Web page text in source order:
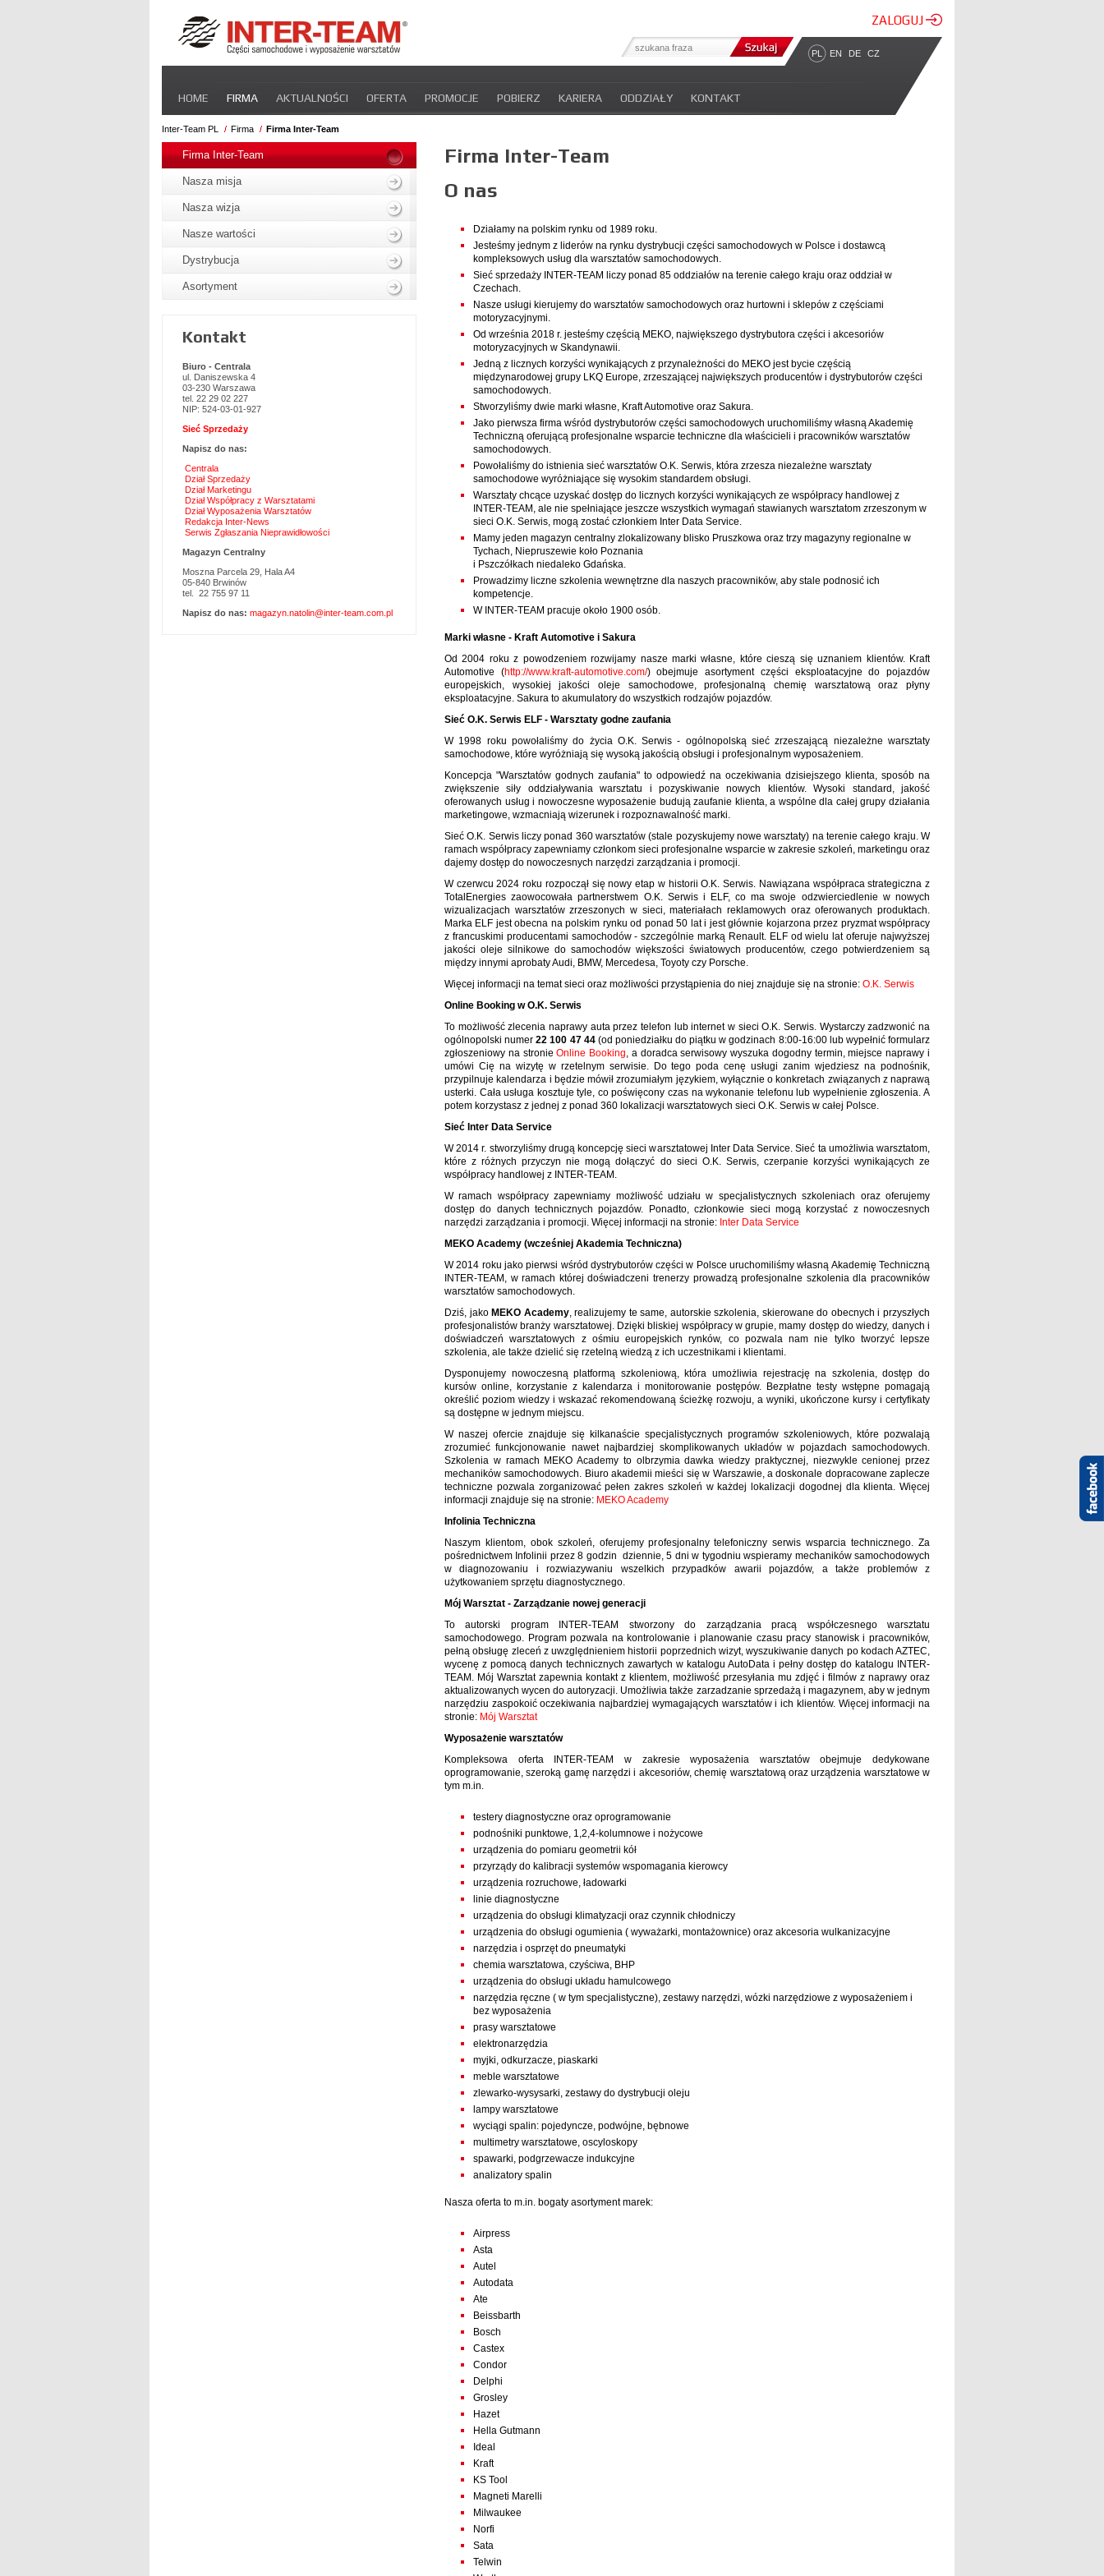
ZALOGUJ
PL EN DE CZ
nawigacje
HOME FIRMA AKTUALNOŚCI OFERTA PROMOCJE POBIERZ KARIERA ODDZIAŁY KONTAKT
STREFA DLA PRZEWOŹNIKA CERTYFIKATY
Inter-Team PL Firma Firma Inter-Team
Firma Inter-Team
O nas
Działamy na polskim rynku od 1989 roku.
Jesteśmy jednym z liderów na rynku dystrybucji części samochodowych w Polsce i dostawcą
kompleksowych usług dla warsztatów samochodowych.
Sieć sprzedaży INTER-TEAM liczy ponad 85 oddziałów na terenie całego kraju oraz oddział w
Czechach.
Nasze usługi kierujemy do warsztatów samochodowych oraz hurtowni i sklepów z częściami
motoryzacyjnymi.
​​​​​​​Od września 2018 r. jesteśmy częścią MEKO, największego dystrybutora części i akcesoriów
motoryzacyjnych w Skandynawii.
Jedną z licznych korzyści wynikających z przynależności do MEKO jest bycie częścią
międzynarodowej grupy LKQ Europe, zrzeszającej największych producentów i dystrybutorów części
samochodowych.
Stworzyliśmy dwie marki własne, Kraft Automotive oraz Sakura.
Jako pierwsza firma wśród dystrybutorów części samochodowych uruchomiliśmy własną Akademię
Techniczną oferującą profesjonalne wsparcie techniczne dla właścicieli i pracowników warsztatów
samochodowych.
Powołaliśmy do istnienia sieć warsztatów O.K. Serwis, która zrzesza niezależne warsztaty
samochodowe wyróżniające się wysokim standardem obsługi.
Warsztaty chcące uzyskać dostęp do licznych korzyści wynikających ze współpracy handlowej z
INTER-TEAM, ale nie spełniające jeszcze wszystkich wymagań stawianych warsztatom zrzeszonym w
sieci O.K. Serwis, mogą zostać członkiem Inter Data Service.
Mamy jeden magazyn centralny zlokalizowany blisko Pruszkowa oraz trzy magazyny regionalne w
Tychach, Niepruszewie koło Poznania
i Pszczółkach niedaleko Gdańska.
Prowadzimy liczne szkolenia wewnętrzne dla naszych pracowników, aby stale podnosić ich
kompetencje.
W INTER-TEAM pracuje około 1900 osób.
Marki własne - Kraft Automotive i Sakura
Od 2004 roku z powodzeniem rozwijamy nasze marki własne, które cieszą się uznaniem klientów. Kraft
Automotive (http://www.kraft-automotive.com/) obejmuje asortyment części eksploatacyjne do pojazdów
europejskich, wysokiej jakości oleje samochodowe, profesjonalną chemię warsztatową oraz płyny
eksploatacyjne. Sakura to akumulatory do wszystkich rodzajów pojazdów.
Sieć O.K. Serwis ELF - Warsztaty godne zaufania
W 1998 roku powołaliśmy do życia O.K. Serwis - ogólnopolską sieć zrzeszającą niezależne warsztaty
samochodowe, które wyróżniają się wysoką jakością obsługi i profesjonalnym wyposażeniem.
Koncepcja "Warsztatów godnych zaufania" to odpowiedź na oczekiwania dzisiejszego klienta, sposób na
zwiększenie siły oddziaływania warsztatu i pozyskiwanie nowych klientów. Wysoki standard, jakość
oferowanych usług i nowoczesne wyposażenie budują zaufanie klienta, a wspólne dla całej grupy działania
marketingowe, wzmacniają wizerunek i rozpoznawalność marki.
Sieć O.K. Serwis liczy ponad 360 warsztatów (stale pozyskujemy nowe warsztaty) na terenie całego kraju. W
ramach współpracy zapewniamy członkom sieci profesjonalne wsparcie w zakresie szkoleń, marketingu oraz
dajemy dostęp do nowoczesnych narzędzi zarządzania i promocji.
W czerwcu 2024 roku rozpoczął się nowy etap w historii O.K. Serwis. Nawiązana współpraca strategiczna z
TotalEnergies zaowocowała partnerstwem O.K. Serwis i ELF, co ma swoje odzwierciedlenie w nowych
wizualizacjach warsztatów zrzeszonych w sieci, materiałach reklamowych oraz oferowanych produktach.
Marka ELF jest obecna na polskim rynku od ponad 50 lat i jest głównie kojarzona przez pryzmat współpracy
z francuskimi producentami samochodów - szczególnie marką Renault. ELF od wielu lat oferuje najwyższej
jakości oleje silnikowe do samochodów większości światowych producentów, czego potwierdzeniem są
między innymi aprobaty Audi, BMW, Mercedesa, Toyoty czy Porsche.
Więcej informacji na temat sieci oraz możliwości przystąpienia do niej znajduje się na stronie: O.K. Serwis
Online Booking w O.K. Serwis
To możliwość zlecenia naprawy auta przez telefon lub internet w sieci O.K. Serwis. Wystarczy zadzwonić na
ogólnopolski numer22 100 47 44(od poniedziałku do piątku w godzinach 8:00-16:00 lub wypełnić formularz
zgłoszeniowy na stronieOnline Booking, a doradca serwisowy wyszuka dogodny termin, miejsce naprawy i
umówi Cię na wizytę w rzetelnym serwisie. Do tego poda cenę usługi zanim wjedziesz na podnośnik,
przypilnuje kalendarza i będzie mówił zrozumiałym językiem, wyłącznie o konkretach związanych z naprawą
usterki. Cała usługa kosztuje tyle, co poświęcony czas na wykonanie telefonu lub wypełnienie zgłoszenia. A
potem korzystasz z jednej z ponad 360 lokalizacji warsztatowych sieci O.K. Serwis w całej Polsce.
Sieć Inter Data Service
W 2014 r. stworzyliśmy drugą koncepcję sieci warsztatowej Inter Data Service. Sieć ta umożliwia warsztatom,
które z różnych przyczyn nie mogą dołączyć do sieci O.K. Serwis, czerpanie korzyści wynikających ze
współpracy handlowej z INTER-TEAM.
W ramach współpracy zapewniamy możliwość udziału w specjalistycznych szkoleniach oraz oferujemy
dostęp do danych technicznych pojazdów. Ponadto, członkowie sieci mogą korzystać z nowoczesnych
narzędzi zarządzania i promocji. Więcej informacji na stronie: Inter Data Service
MEKO Academy (wcześniej Akademia Techniczna)
W 2014 roku jako pierwsi wśród dystrybutorów części w Polsce uruchomiliśmy własną Akademię Techniczną
INTER-TEAM, w ramach której doświadczeni trenerzy prowadzą profesjonalne szkolenia dla pracowników
warsztatów samochodowych.
Dziś, jako MEKO Academy, realizujemy te same, autorskie szkolenia, skierowane do obecnych i przyszłych
profesjonalistów branży warsztatowej. Dzięki bliskiej współpracy w grupie, mamy dostęp do wiedzy, danych i
doświadczeń warsztatowych z ośmiu europejskich rynków, co pozwala nam nie tylko tworzyć lepsze
szkolenia, ale także dzielić się rzetelną wiedzą z ich uczestnikami i klientami.
Dysponujemy nowoczesną platformą szkoleniową, która umożliwia rejestrację na szkolenia, dostęp do
kursów online, korzystanie z kalendarza i monitorowanie postępów. Bezpłatne testy wstępne pomagają
określić poziom wiedzy i wskazać rekomendowaną ścieżkę rozwoju, a wyniki, ukończone kursy i certyfikaty
są dostępne w jednym miejscu.
W naszej ofercie znajduje się kilkanaście specjalistycznych programów szkoleniowych, które pozwalają
zrozumieć funkcjonowanie nawet najbardziej skomplikowanych układów w pojazdach samochodowych.
Szkolenia w ramach MEKO Academy to olbrzymia dawka wiedzy praktycznej, niezwykle cenionej przez
mechaników samochodowych. Biuro akademii mieści się w Warszawie, a doskonale dopracowane zaplecze
techniczne pozwala zorganizować pełen zakres szkoleń w każdej lokalizacji dogodnej dla klienta. Więcej
informacji znajduje się na stronie: MEKO Academy
Infolinia Techniczna
Naszym klientom, obok szkoleń, oferujemy profesjonalny telefoniczny serwis wsparcia technicznego. Za
pośrednictwem Infolinii przez 8 godzin dziennie, 5 dni w tygodniu wspieramy mechaników samochodowych
w diagnozowaniu i rozwiazywaniu wszelkich przypadków awarii pojazdów, a także problemów z
użytkowaniem sprzętu diagnostycznego.
Mój Warsztat - Zarządzanie nowej generacji
To autorski program INTER-TEAM stworzony do zarządzania pracą współczesnego warsztatu
samochodowego. Program pozwala na kontrolowanie i planowanie czasu pracy stanowisk i pracowników,
pełną obsługę zleceń z uwzględnieniem historii poprzednich wizyt, wyszukiwanie danych po kodach AZTEC,
wycenę z pomocą danych technicznych zawartych w katalogu AutoData i pełny dostęp do katalogu INTER-
TEAM. Mój Warsztat zapewnia kontakt z klientem, możliwość przesyłania mu zdjęć i filmów z naprawy oraz
aktualizowanych wycen do autoryzacji. Umożliwia także zarzadzanie sprzedażą i magazynem, aby w jednym
narzędziu zaspokoić oczekiwania najbardziej wymagających warsztatów i ich klientów. ​​​​​​​Więcej informacji na
stronie: Mój Warsztat
Wyposażenie warsztatów
Kompleksowa oferta INTER-TEAM w zakresie wyposażenia warsztatów obejmuje dedykowane
oprogramowanie, szeroką gamę narzędzi i akcesoriów, chemię warsztatową oraz urządzenia warsztatowe w
tym m.in.
testery diagnostyczne oraz oprogramowanie
podnośniki punktowe, 1,2,4-kolumnowe i nożycowe
urządzenia do pomiaru geometrii kół
przyrządy do kalibracji systemów wspomagania kierowcy
urządzenia rozruchowe, ładowarki
linie diagnostyczne
urządzenia do obsługi klimatyzacji oraz czynnik chłodniczy
urządzenia do obsługi ogumienia ( wyważarki, montażownice) oraz akcesoria wulkanizacyjne
narzędzia i osprzęt do pneumatyki
chemia warsztatowa, czyściwa, BHP
urządzenia do obsługi układu hamulcowego
narzędzia ręczne ( w tym specjalistyczne), zestawy narzędzi, wózki narzędziowe z wyposażeniem i
bez wyposażenia
prasy warsztatowe
elektronarzędzia
myjki, odkurzacze, piaskarki
meble warsztatowe
zlewarko-wysysarki, zestawy do dystrybucji oleju
lampy warsztatowe
wyciągi spalin: pojedyncze, podwójne, bębnowe
multimetry warsztatowe, oscyloskopy
spawarki, podgrzewacze indukcyjne
analizatory spalin
Nasza oferta to m.in. bogaty asortyment marek:
Airpress
Asta
Autel
Autodata
Ate
Beissbarth
Bosch
Castex
Condor
Delphi
Grosley
Hazet
Hella Gutmann
Ideal
Kraft
KS Tool
Magneti Marelli
Milwaukee
Norfi
Sata
Telwin
Pomiń
nawigacje
Firma Inter-Team
Nasza misja
Nasza wizja
Nasze wartości
Dystrybucja
Asortyment
Kontakt
Biuro - Centrala
ul. Daniszewska 4
03-230 Warszawa
tel. 22 29 02 227
NIP: 524-03-01-927
Sieć Sprzedaży
Napisz do nas:
Centrala
Dział Sprzedaży
Dział Marketingu
Dział Współpracy z Warsztatami
Dział Wyposażenia Warsztatów
Redakcja Inter-News
Serwis Zgłaszania Nieprawidłowości
Magazyn Centralny
Moszna Parcela 29, Hala A4
05-840 Brwinów
tel. 22 755 97 11
Napisz do nas: magazyn.natolin@inter-team.com.pl